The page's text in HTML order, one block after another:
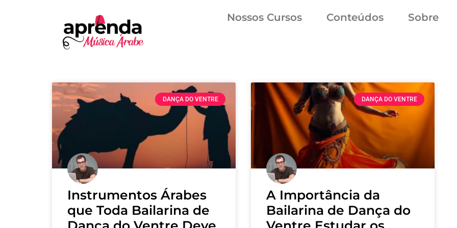
Nossos Cursos Conteúdos Sobre
DANÇA DO VENTRE
Instrumentos Árabes
que Toda Bailarina de
DANÇA DO VENTRE
A Importância da
Bailarina de Dança do